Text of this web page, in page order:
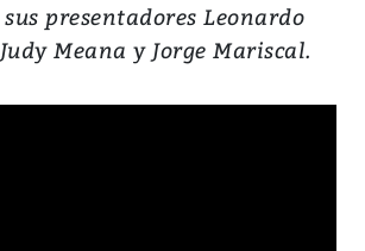
presentadores Leonardo
Meana y Jorge Mariscal.